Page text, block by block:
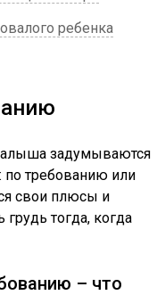
ребенка
задумываются
по требованию или
свои плюсы и
тогда, когда
– что